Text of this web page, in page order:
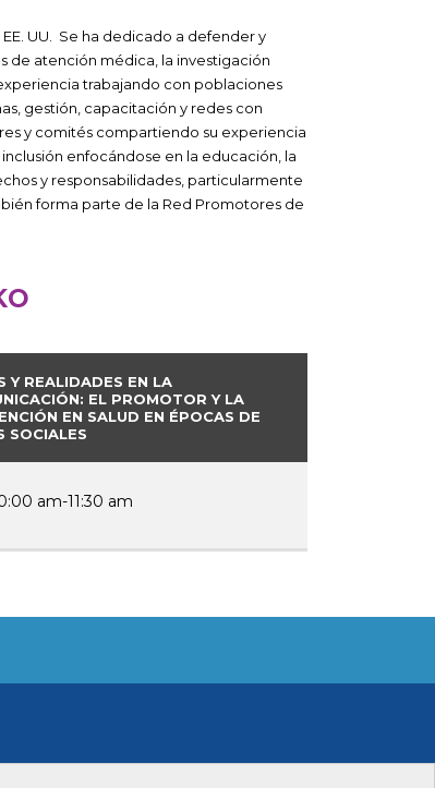
UU. Se ha dedicado a defender y
de atención médica, la investigación
trabajando con poblaciones
gestión, capacitación y redes con
y comités compartiendo su experiencia
enfocándose en la educación, la
y responsabilidades, particularmente
forma parte de la Red Promotores de
Y REALIDADES EN LA
EL PROMOTOR Y LA
EN SALUD EN ÉPOCAS DE
SOCIALES
am-11:30 am